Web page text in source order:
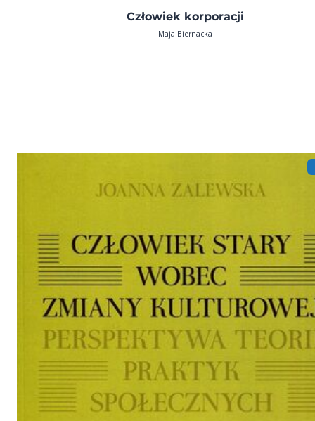
Człowiek korporacji
Maja Biernacka